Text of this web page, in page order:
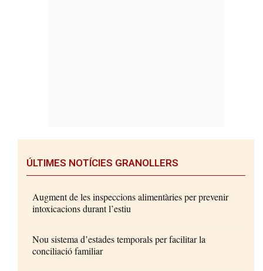
ÚLTIMES NOTÍCIES GRANOLLERS
Augment de les inspeccions alimentàries per prevenir
intoxicacions durant l’estiu
Nou sistema d’estades temporals per facilitar la
conciliació familiar